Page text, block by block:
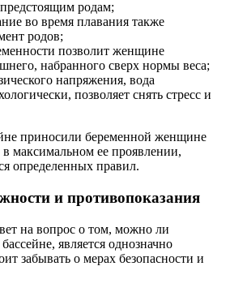
родам;
во время плавания также
родов;
позволит женщине
набранного сверх нормы веса;
напряжения, вода
позволяет снять стресс и
приносили беременной женщине
максимальном ее проявлении,
определенных правил.
и противопоказания
на вопрос о том, можно ли
является однозначно
забывать о мерах безопасности и